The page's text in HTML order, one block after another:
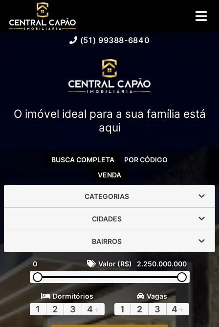
(51) 99388-6840
O imóvel ideal para a sua família está
aqui
VENDA
BUSCA COMPLETA POR CÓDIGO
CATEGORIAS
CIDADES
BAIRROS
0 Valor (R$) 2.250.000.000
Dormitórios
1 2 3 4 +
Vagas
1 2 3 4 +